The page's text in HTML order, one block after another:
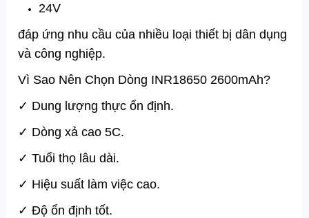
24V
đáp ứng nhu cầu của nhiều loại thiết bị dân dụng
và công nghiệp.
Vì Sao Nên Chọn Dòng INR18650 2600mAh?
✓ Dung lượng thực ổn định.
✓ Dòng xả cao 5C.
✓ Tuổi thọ lâu dài.
✓ Hiệu suất làm việc cao.
✓ Độ ổn định tốt.